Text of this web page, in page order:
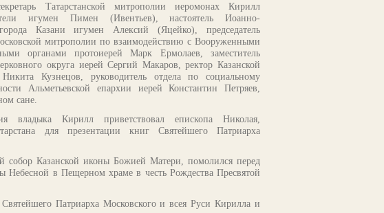
Татарстанской митрополии иеромонах Кирилл
игумен Пимен (Ивентьев), настоятель Иоанно-
Казани игумен Алексий (Яцейко), председатель
митрополии по взаимодействию с Вооруженными
органами протоиерей Марк Ермолаев, заместитель
округа иерей Сергий Макаров, ректор Казанской
Кузнецов, руководитель отдела по социальному
Альметьевской епархии иерей Константин Петряев,
сане.
владыка Кирилл приветствовал епископа Николая,
для презентации книг Святейшего Патриарха
собор Казанской иконы Божией Матери, помолился перед
Небесной в Пещерном храме в честь Рождества Пресвятой
Патриарха Московского и всея Руси Кирилла и